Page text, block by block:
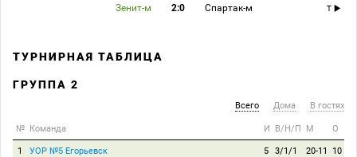
Зенит-м 2:0 Спартак-м T
ТУРНИРНАЯ ТАБЛИЦА
ГРУППА 2
Всего Дома В гостях
№ Команда И В/Н/П М О
1 УОР №5 Егорьевск 5 3/1/1 20-11 10